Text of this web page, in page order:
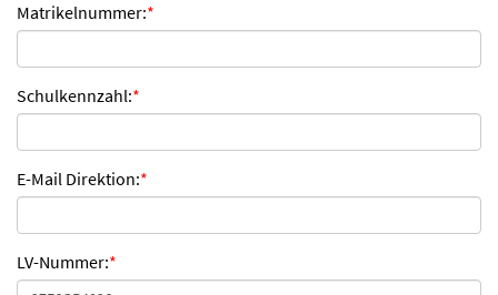
Matrikelnummer:*
Schulkennzahl:*
E-Mail Direktion:*
LV-Nummer:*